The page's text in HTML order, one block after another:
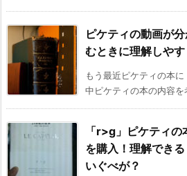
ピケティの動画が
むときに理解しやす
もう最近ピケティの本
中ピケティの本の内容
「r>g」ピケティの
を購入！理解でき
いぐべが？